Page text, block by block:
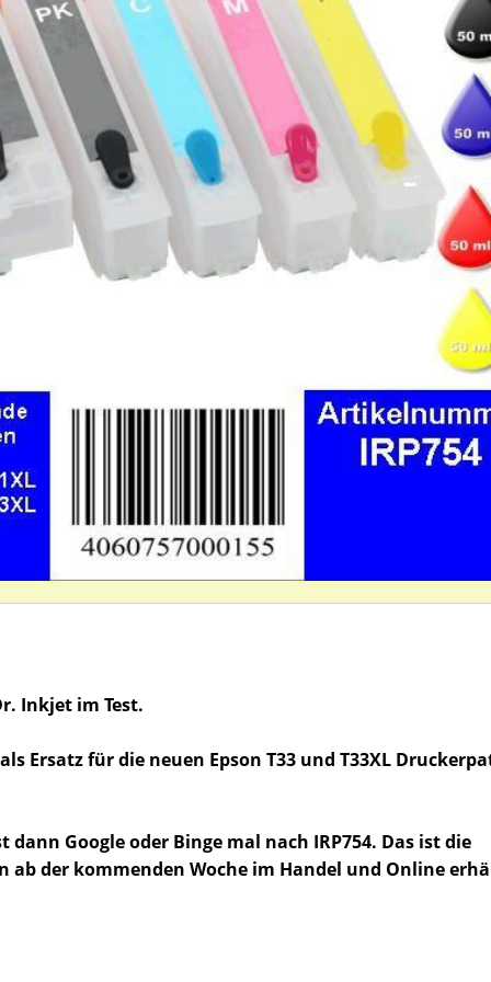
Inkjet im Test.
Ersatz für die neuen Epson T33 und T33XL
Google oder Binge mal nach IRP754. Das ist die
der kommenden Woche im Handel und Online